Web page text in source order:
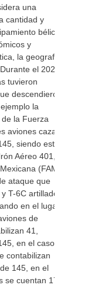
una
cantidad y
bélico
y
la geografía
el 2024,
tuvieron
descendieron
la
la Fuerza
aviones caza
siendo estos
Aéreo 401,
(FAM)
ataque que
T-6C artillados
en el lugar
de
41,
en el caso
contabilizan
145, en el
cuentan 176